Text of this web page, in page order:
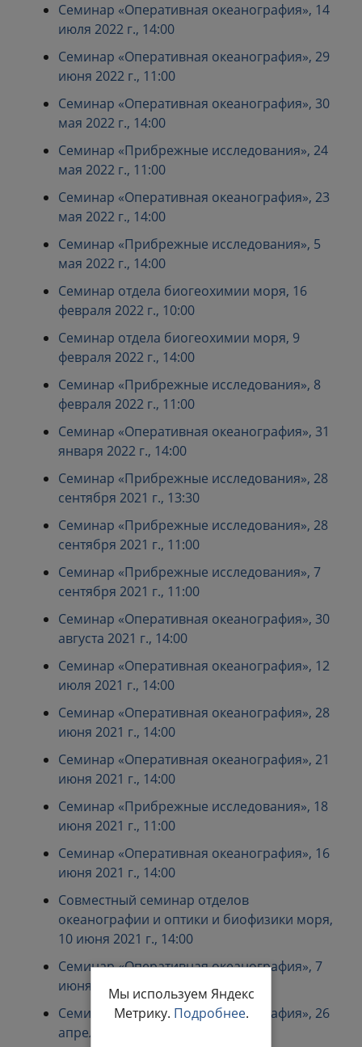
Семинар «Оперативная океанография», 14
июля 2022 г., 14:00
Семинар «Оперативная океанография», 29
июня 2022 г., 11:00
Семинар «Оперативная океанография», 30
мая 2022 г., 14:00
Семинар «Прибрежные исследования», 24
мая 2022 г., 11:00
Семинар «Оперативная океанография», 23
мая 2022 г., 14:00
Семинар «Прибрежные исследования», 5
мая 2022 г., 14:00
Семинар отдела биогеохимии моря, 16
февраля 2022 г., 10:00
Семинар отдела биогеохимии моря, 9
февраля 2022 г., 14:00
Семинар «Прибрежные исследования», 8
февраля 2022 г., 11:00
Семинар «Оперативная океанография», 31
января 2022 г., 14:00
Семинар «Прибрежные исследования», 28
сентября 2021 г., 13:30
Семинар «Прибрежные исследования», 28
сентября 2021 г., 11:00
Семинар «Прибрежные исследования», 7
сентября 2021 г., 11:00
Семинар «Оперативная океанография», 30
августа 2021 г., 14:00
Семинар «Оперативная океанография», 12
июля 2021 г., 14:00
Семинар «Оперативная океанография», 28
июня 2021 г., 14:00
Семинар «Оперативная океанография», 21
июня 2021 г., 14:00
Семинар «Прибрежные исследования», 18
июня 2021 г., 11:00
Семинар «Оперативная океанография», 16
июня 2021 г., 14:00
Совместный семинар отделов
океанографии и оптики и биофизики моря,
10 июня 2021 г., 14:00
Семинар «Оперативная океанография», 7
июня 2021 г., 14:00
Семинар «Оперативная океанография», 26
апреля 2021 г., 14:00
Мы используем Яндекс
Метрику. Подробнее.